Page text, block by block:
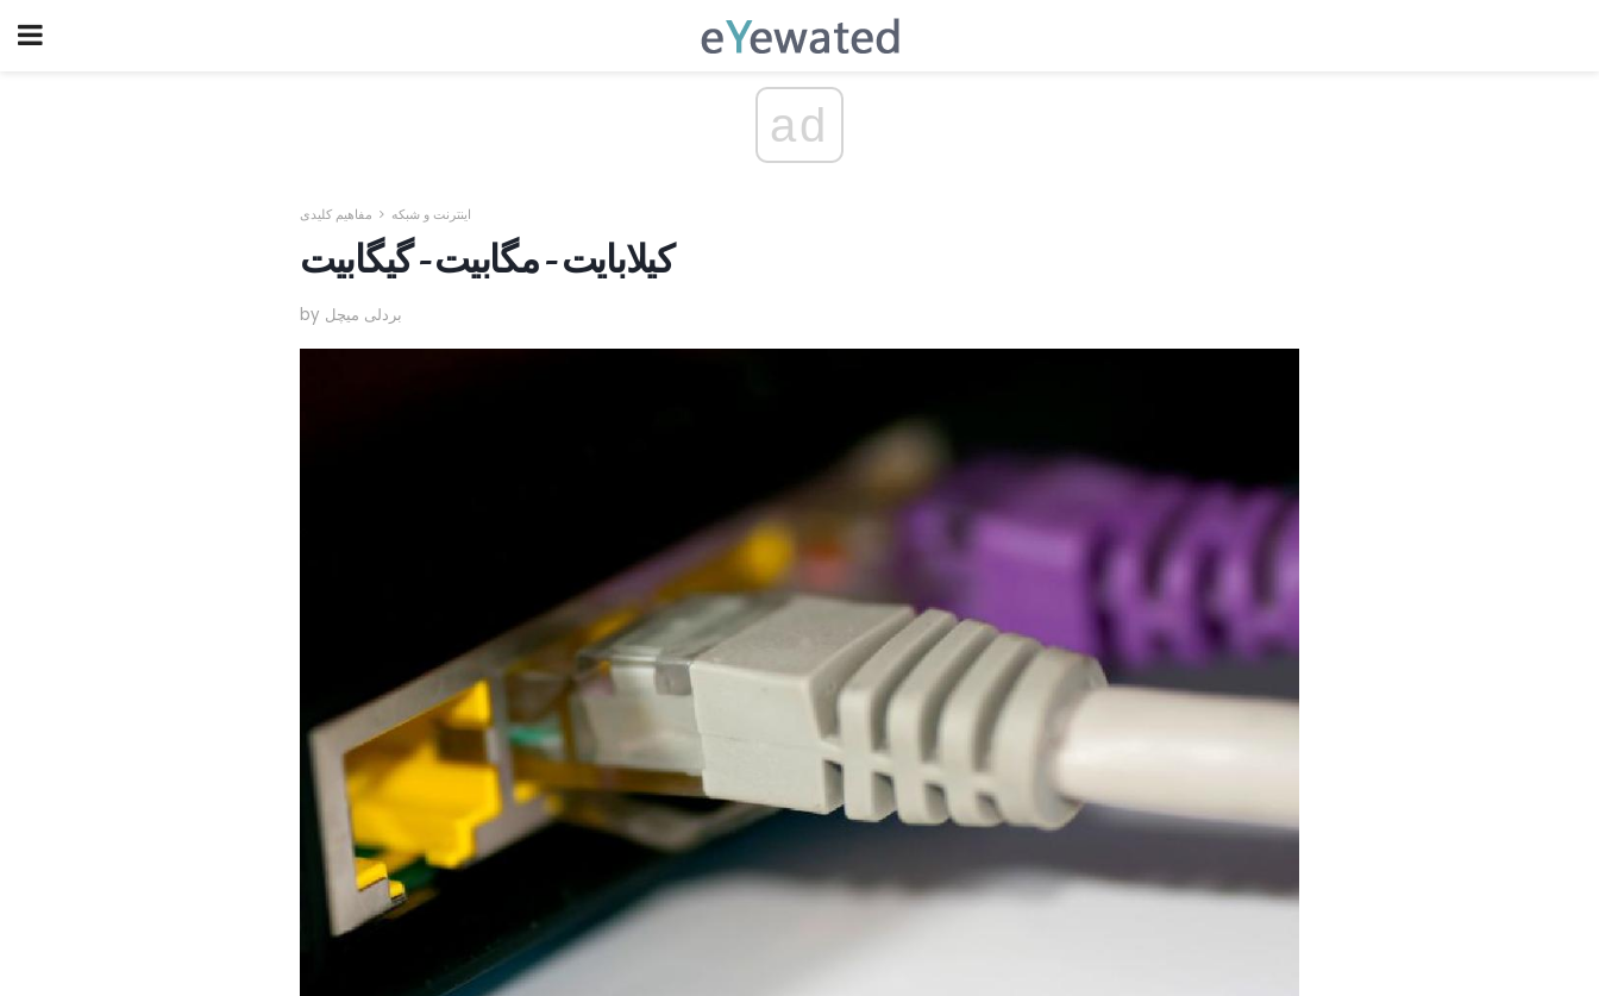
ad
اینترنت و شبکه مفاهیم کلیدی
کیلابایت - مگابیت - گیگابیت
by بردلی میچل